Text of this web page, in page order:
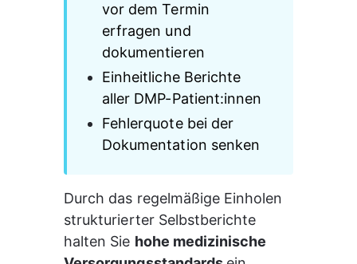
vor dem Termin
erfragen und
dokumentieren
Einheitliche Berichte
aller DMP-Patient:innen
Fehlerquote bei der
Dokumentation senken
Durch das regelmäßige Einholen
strukturierter Selbstberichte
halten Sie hohe medizinische